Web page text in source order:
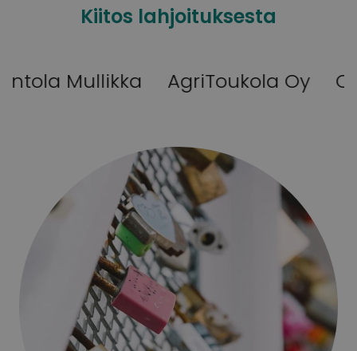
Kiitos lahjoituksesta
AgriToukola Oy Oriflame